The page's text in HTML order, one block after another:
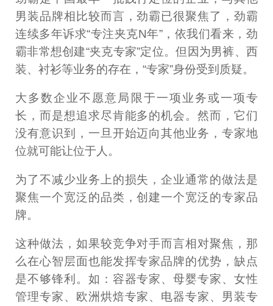
男装品牌相比较而言，劲霸已很聚焦了，劲霸
连续多年诉求“专注夹克N年”，依我们看来，劲
霸非常想创建“夹克专家”定位。但因为男裤、西
装、衬衫等业务的存在，“专家”身份受到质疑。
大多数企业不愿意局限于一项业务或一项专
长，而是想追求尽肯能多的机会。然而，它们
没有意识到，一旦开始迈向其他业务，专家地
位就可能让位于人。
为了不减少业务上的损失，企业通常的做法是
聚焦一个宽泛的品类，创建一个宽泛的专家品
牌。
这种做法，如果较竞争对手而言相对聚焦，那
么在心智层面也能发挥专家品牌的优势，缺点
是不够锋利。如：容器专家、母婴专家、女性
管理专家、欧洲烘焙专家、电器专家、男装专